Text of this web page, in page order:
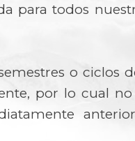
para todos
o ciclos
por lo cual